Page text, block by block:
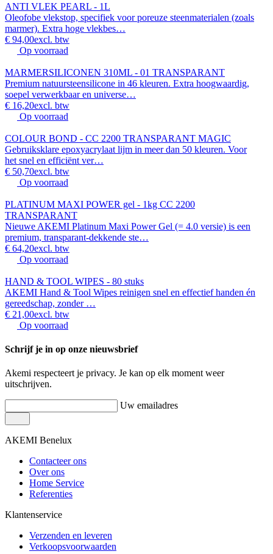
ANTI VLEK PEARL - 1L
Oleofobe vlekstop, specifiek voor poreuze steenmaterialen (zoals
marmer). Extra hoge vlekbes…
€ 94,00excl. btw
Op voorraad
MARMERSILICONEN 310ML - 01 TRANSPARANT
Premium natuursteensilicone in 46 kleuren. Extra hoogwaardig,
soepel verwerkbaar en universe…
€ 16,20excl. btw
Op voorraad
COLOUR BOND - CC 2200 TRANSPARANT MAGIC
Gebruiksklare epoxyacrylaat lijm in meer dan 50 kleuren. Voor
het snel en efficiënt ver…
€ 50,70excl. btw
Op voorraad
PLATINUM MAXI POWER gel - 1kg CC 2200
TRANSPARANT
Nieuwe AKEMI Platinum Maxi Power Gel (= 4.0 versie) is een
premium, transparant-dekkende ste…
€ 64,20excl. btw
Op voorraad
HAND & TOOL WIPES - 80 stuks
AKEMI Hand & Tool Wipes reinigen snel en effectief handen én
gereedschap, zonder …
€ 21,00excl. btw
Op voorraad
Schrijf je in op onze nieuwsbrief
Akemi respecteert je privacy. Je kan op elk moment weer
uitschrijven.
Uw emailadres
AKEMI Benelux
Contacteer ons
Over ons
Home Service
Referenties
Klantenservice
Verzenden en leveren
Verkoopsvoorwaarden